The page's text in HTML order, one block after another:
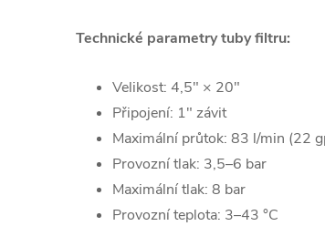
Technické parametry tuby filtru:
Velikost: 4,5" × 20"
Připojení: 1" závit
Maximální průtok: 83 l/min (22
Provozní tlak: 3,5–6 bar
Maximální tlak: 8 bar
Provozní teplota: 3–43 °C